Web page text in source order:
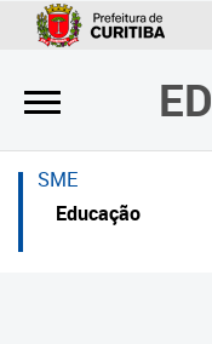
Inicial
Secretaria
Profissionais da
Inicial
Inicial
Secretaria
SME
Educação